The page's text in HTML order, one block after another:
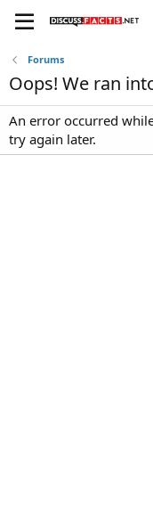
Forums
Oops! We ran
An error occurred
try again later.